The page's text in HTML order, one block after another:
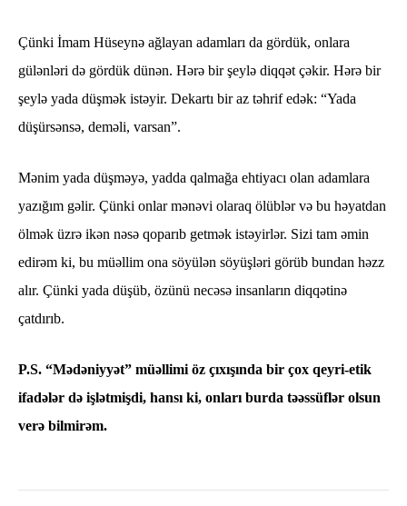
Çünki İmam Hüseynə ağlayan adamları da gördük, onlara
gülənləri də gördük dünən. Hərə bir şeylə diqqət çəkir. Hərə bir
şeylə yada düşmək istəyir. Dekartı bir az təhrif edək: “Yada
düşürsənsə, deməli, varsan”.
Mənim yada düşməyə, yadda qalmağa ehtiyacı olan adamlara
yazığım gəlir. Çünki onlar mənəvi olaraq ölüblər və bu həyatdan
ölmək üzrə ikən nəsə qoparıb getmək istəyirlər. Sizi tam əmin
edirəm ki, bu müəllim ona söyülən söyüşləri görüb bundan həzz
alır. Çünki yada düşüb, özünü necəsə insanların diqqətinə
çatdırıb.
P.S. “Mədəniyyət” müəllimi öz çıxışında bir çox qeyri-etik
ifadələr də işlətmişdi, hansı ki, onları burda təəssüflər olsun
verə bilmirəm.